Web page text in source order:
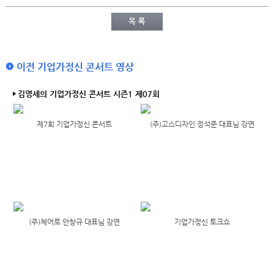
이전 기업가정신 콘서트 영상
김영세의 기업가정신 콘서트 시즌1 제07회
제7회 기업가정신 콘서트 (주)고스디자인 정석준 대표님 강연
(주)체어로 안창규 대표님 강연 기업가정신 토크쇼